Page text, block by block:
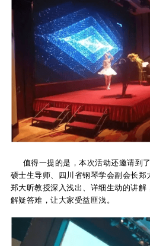
值得一提的是，本次活动还邀请到了
硕士生导师、四川省钢琴学会副会长郑
郑大昕教授深入浅出、详细生动的讲解
解疑答难，让大家受益匪浅。